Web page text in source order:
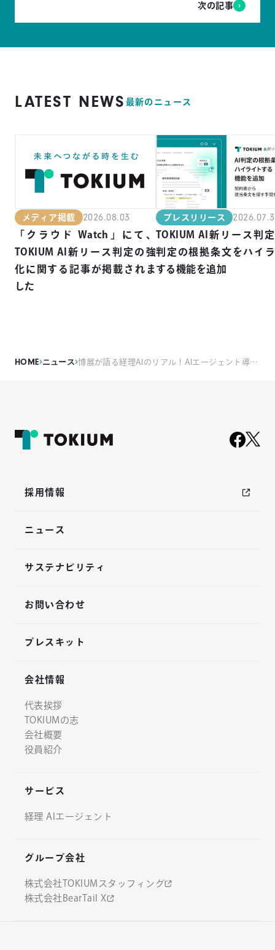
次の記事
LATEST NEWS 最新のニュース
メディア掲載 2026.08.03
「クラウド Watch」にて、
TOKIUM AI新リース判定の強
化に関する記事が掲載されま
した
プレスリリース
TOKIUM AI新リース判
判定の根拠条文をハイ
する機能を追加
HOME ニュース 博展が語る経理AIのリアル！AIエージェント導入の成功法則をビジネス映像メディア「PIVOT」で公開
採用情報
ニュース
サステナビリティ
お問い合わせ
プレスキット
会社情報
代表挨拶
TOKIUMの志
会社概要
役員紹介
サービス
経理 AIエージェント
グループ会社
株式会社TOKIUMスタッフィング
株式会社BearTail X